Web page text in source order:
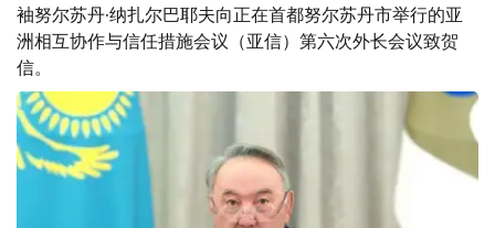
袖努尔苏丹·纳扎尔巴耶夫向正在首都努尔苏丹市举行的亚
洲相互协作与信任措施会议（亚信）第六次外长会议致贺
信。